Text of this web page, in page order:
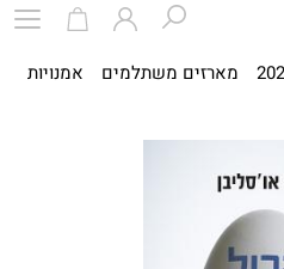
מארזים משתלמים אמנויות